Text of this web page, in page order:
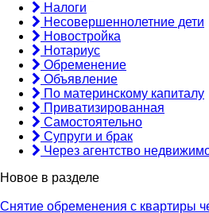
Налоги
Несовершеннолетние дети
Новостройка
Нотариус
Обременение
Объявление
По материнскому капиталу
Приватизированная
Самостоятельно
Супруги и брак
Через агентство
Новое в разделе
Снятие обременения с квартиры